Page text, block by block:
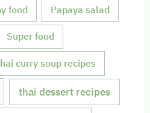
food Papaya salad
Super food
curry soup recipes
thai dessert recipes